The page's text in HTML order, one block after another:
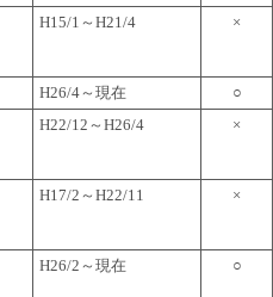
H15/1～H21/4 ×
H26/4～現在
○
H22/12～H26/4 ×
H17/2～H22/11 ×
H26/2～現在 ○